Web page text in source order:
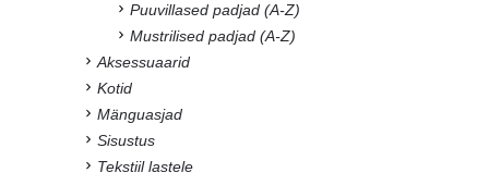
Puuvillased padjad (A-Z)
Mustrilised padjad (A-Z)
Aksessuaarid
Kotid
Mänguasjad
Sisustus
Tekstiil lastele